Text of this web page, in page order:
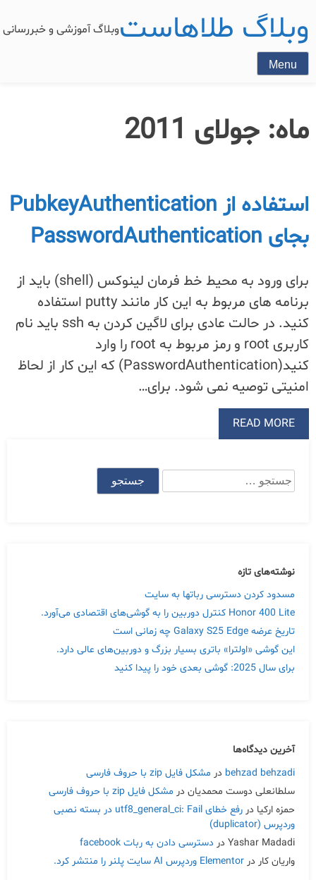
وبلاگ طلاهاستوبلاگ آموزشی و
Menu
ماه: جولای 2011
استفاده از PubkeyAuthentication
بجای PasswordAuthentication
برای ورود به محیط خط فرمان لینوکس (shell) باید از
برنامه های مربوط به این کار مانند putty استفاده
کنید. در حالت عادی برای لاگین کردن به ssh باید نام
کاربری root و رمز مربوط به root را وارد
کنید(PasswordAuthentication) که این کار از لحاظ
امنیتی توصیه نمی شود. برای…
READ MORE
جستجو
برای:
نوشته‌های تازه
مسدود کردن دسترسی رباتها به سایت
Honor 400 Lite کنترل دوربین را به گوشی‌های اقتصادی می‌آورد.
تاریخ عرضه Galaxy S25 Edge چه زمانی است
این گوشی «اولترا» باتری بسیار بزرگ و دوربین‌های عالی دارد.
برای سال 2025: گوشی بعدی خود را پیدا کنید
آخرین دیدگاه‌ها
behzad behzadi در مشکل فایل zip با حروف فارسی
سلطانعلی دوست محمدیان در مشکل فایل zip با حروف فارسی
حمزه ارکیا در
رفع خطای utf8_general_ci: Fail در بسته نصبی
وردپرس (duplicator)
Yashar Madadi در دسترسی دادن به ربات facebook
واریان کار در Elementor وردپرس AI سایت پلنر را منتشر کرد.